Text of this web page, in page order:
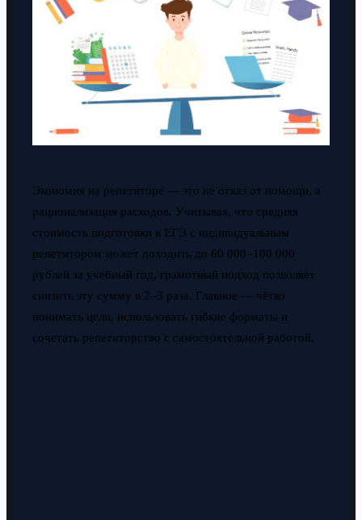
Экономия на репетиторе — это не отказ от помощи, а
рационализация расходов. Учитывая, что средняя
стоимость подготовки к ЕГЭ с индивидуальным
репетитором может доходить до 60 000–100 000
рублей за учебный год, грамотный подход позволяет
снизить эту сумму в 2–3 раза. Главное — чётко
понимать цели, использовать гибкие форматы и
сочетать репетиторство с самостоятельной работой.